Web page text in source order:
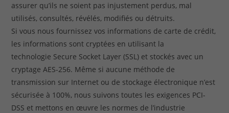
assurer qu’ils ne soient pas injustement perdus, mal
utilisés, consultés, révélés, modifiés ou détruits.
Si vous nous fournissez vos informations de carte de crédit,
les informations sont cryptées en utilisant la
technologie Secure Socket Layer (SSL) et stockés avec un
cryptage AES-256. Même si aucune méthode de
transmission sur Internet ou de stockage électronique n’est
sécurisée à 100%, nous suivons toutes les exigences PCI-
DSS et mettons en œuvre les normes de l’industrie